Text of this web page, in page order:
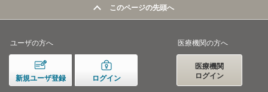
このページの先頭へ
ユーザの方へ
新規ユーザ登録 ログイン
医療機関の方へ
医療機関
ログイン